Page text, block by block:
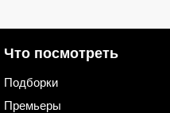
Что посмотреть
Подборки
Премьеры